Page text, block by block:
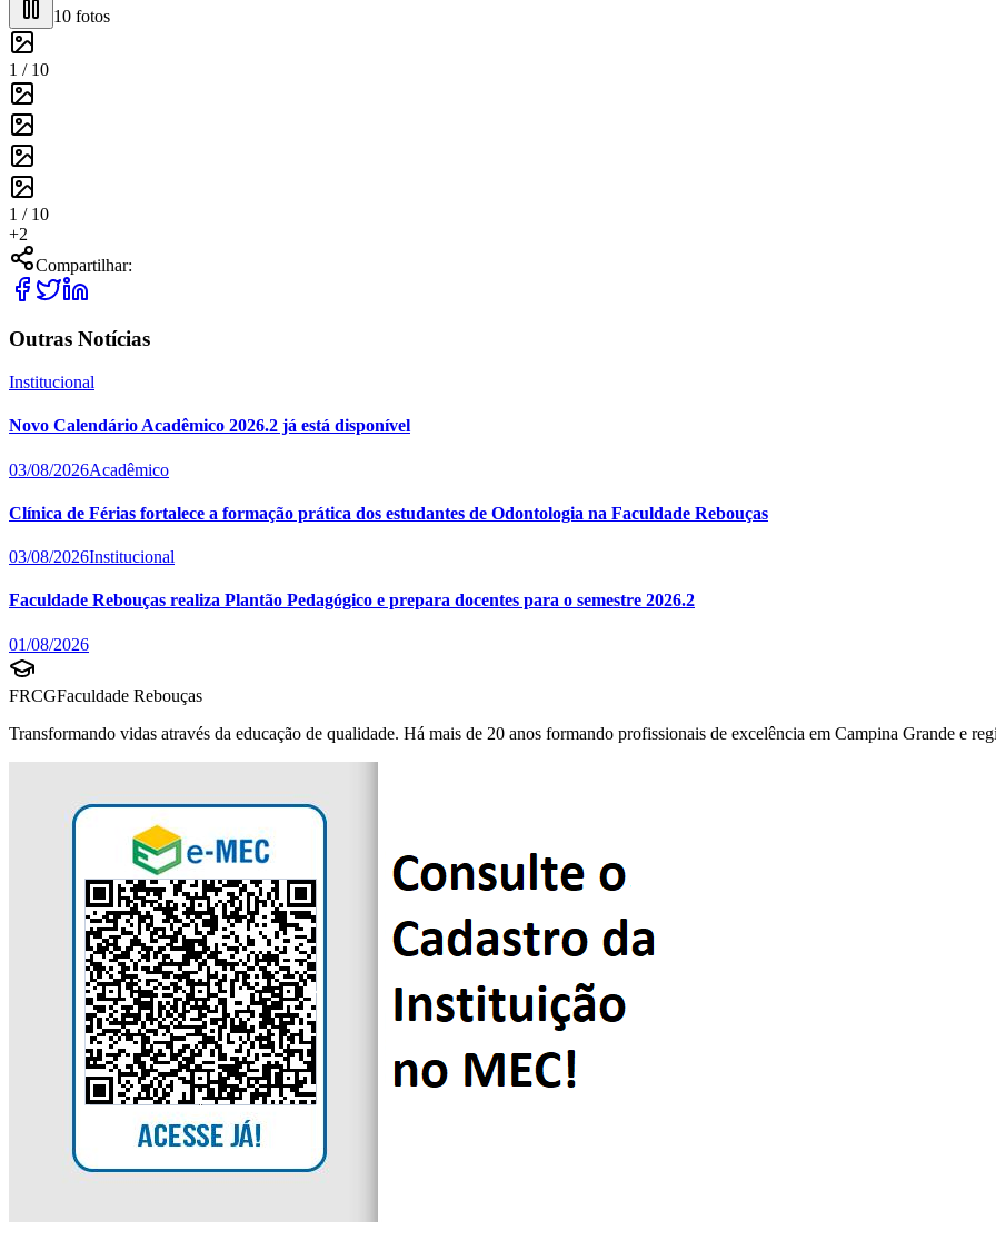
10 fotos
1 / 10
1 / 10
+2
Compartilhar:
Outras Notícias
Institucional
Novo Calendário Acadêmico 2026.2 já está disponível
03/08/2026Acadêmico
Clínica de Férias fortalece a formação prática dos estudantes de Odontologia na Faculdade Rebouças
03/08/2026Institucional
Faculdade Rebouças realiza Plantão Pedagógico e prepara docentes para o semestre 2026.2
01/08/2026
FRCGFaculdade Rebouças
Transformando vidas através da educação de qualidade. Há mais de 20 anos formando profissionais de excelência em Campina Grande e